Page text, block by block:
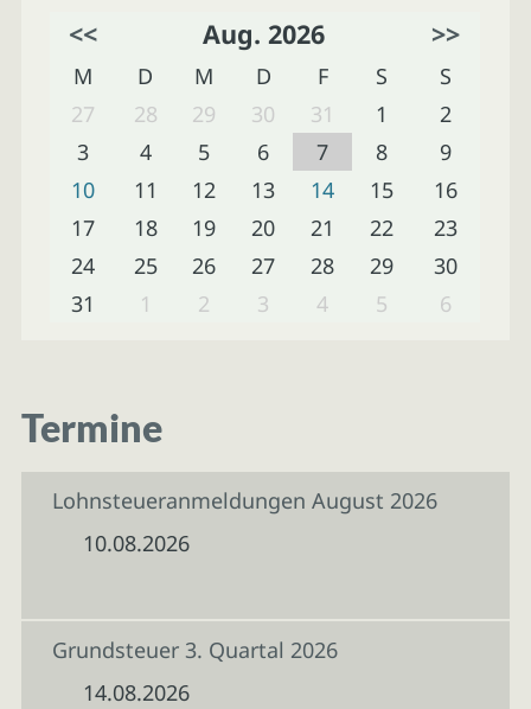
<< Aug. 2026 >>
M D M D F S
S
27
28 29 30 31 1
2
3
4 5 6 7 8
9
10
11 12 13 14 15
16
17
18 19 20 21 22
23
24
25 26 27 28 29
30
31
1 2 3 4 5 6
Termine
Lohnsteueranmeldungen August 2026
10.08.2026
Grundsteuer 3. Quartal 2026
14.08.2026